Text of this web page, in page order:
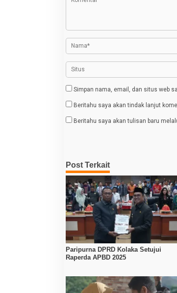
p
s
Simpan nama, email, dan situs web
Beritahu saya akan tindak lanjut
Beritahu saya akan tulisan baru
Post Terkait
Paripurna DPRD Kolaka Setujui
Raperda APBD 2025